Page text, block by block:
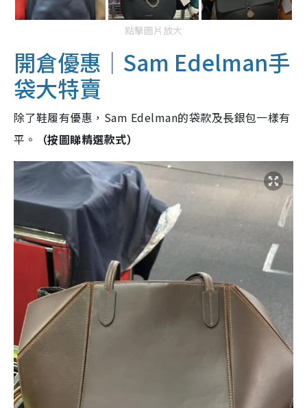
點擊圖片放大
開倉優惠｜Sam Edelman手
袋大特賣
除了鞋履有優惠，Sam Edelman的袋款及長銀包一樣有
平。
（按圖睇精選款式）